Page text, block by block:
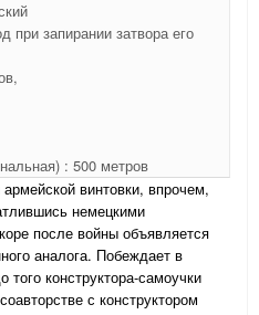
при запирании затвора его
: 500 метров
винтовки, впрочем,
немецкими
после войны объявляется
аналога. Побеждает в
того конструктора-самоучки
с конструктором